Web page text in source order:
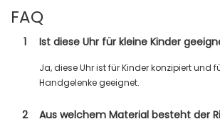
FAQ
1 Ist diese Uhr für kleine Kinder
Ja, diese Uhr ist für Kinder konzipiert und
Handgelenke geeignet.
2 Aus welchem ​​Material besteht der